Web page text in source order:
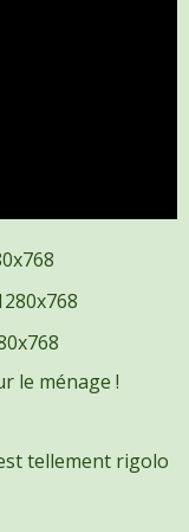
le ménage !
tellement rigolo